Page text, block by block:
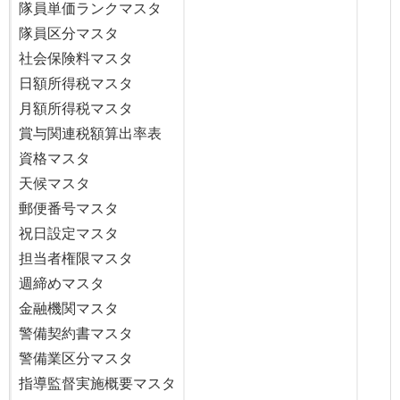
隊員単価ランクマスタ
隊員区分マスタ
社会保険料マスタ
日額所得税マスタ
月額所得税マスタ
賞与関連税額算出率表
資格マスタ
天候マスタ
郵便番号マスタ
祝日設定マスタ
担当者権限マスタ
週締めマスタ
金融機関マスタ
警備契約書マスタ
警備業区分マスタ
指導監督実施概要マスタ